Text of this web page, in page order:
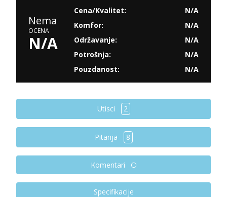
Nema
OCENA
N/A
Cena/Kvalitet:
N/A
Komfor:
N/A
Održavanje:
N/A
Potrošnja:
N/A
Pouzdanost:
N/A
Utisci 2
Pitanja 8
Komentari
Specifikacije